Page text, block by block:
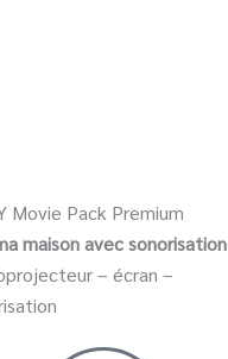
Movie Pack Premium
maison avec sonorisation
– écran –